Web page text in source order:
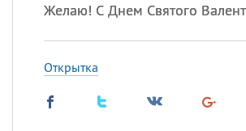
Желаю! С Днем Святого
Открытка